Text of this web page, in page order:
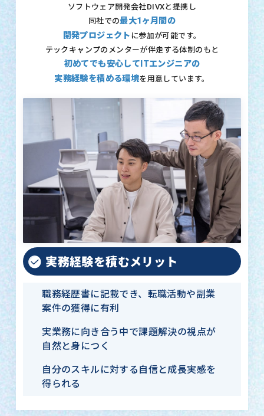
ソフトウェア開発会社DIVXと提携し
同社での最大1ヶ月間の
開発プロジェクト に参加が可能です。
テックキャンプのメンターが伴走する体制のもと
初めてでも安心してITエンジニアの
実務経験を積める環境を用意しています。
実務経験を積むメリット
職務経歴書に記載でき、転職活動や副業
案件の獲得に有利
実業務に向き合う中で課題解決の視点が
自然と身につく
自分のスキルに対する自信と成長実感を
得られる